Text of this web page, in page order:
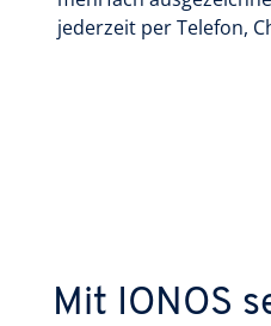
jederzeit per Telefon,
Mit IONOS